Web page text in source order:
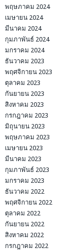
พฤษภาคม 2024
เมษายน 2024
มีนาคม 2024
กุมภาพันธ์ 2024
มกราคม 2024
ธันวาคม 2023
พฤศจิกายน 2023
ตุลาคม 2023
กันยายน 2023
สิงหาคม 2023
กรกฎาคม 2023
มิถุนายน 2023
พฤษภาคม 2023
เมษายน 2023
มีนาคม 2023
กุมภาพันธ์ 2023
มกราคม 2023
ธันวาคม 2022
พฤศจิกายน 2022
ตุลาคม 2022
กันยายน 2022
สิงหาคม 2022
กรกฎาคม 2022